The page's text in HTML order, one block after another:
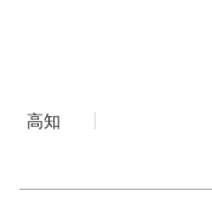
高知